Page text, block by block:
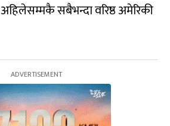
सबैभन्दा वरिष्ठ अमेरिकी